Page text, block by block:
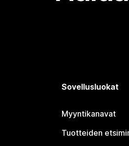
Sovellusluokat
Myyntikanavat
Tuotteiden